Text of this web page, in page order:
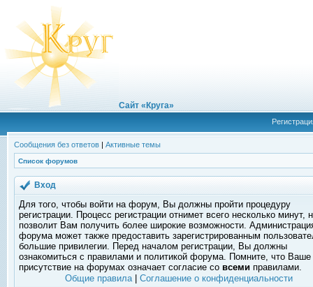
Сайт «Круга»
Сообщения без ответов | Активные темы
Список форумов
Вход
Для того, чтобы войти на форум, Вы должны пройти процедуру
регистрации. Процесс регистрации отнимет всего несколько минут,
позволит Вам получить более широкие возможности.
форума может также предоставить зарегистрированным
большие привилегии. Перед началом регистрации, Вы должны
ознакомиться с правилами и политикой форума. Помните, что Ваше
присутствие на форумах означает согласие со всеми правилами.
Общие правила| Соглашение о конфиденциальности